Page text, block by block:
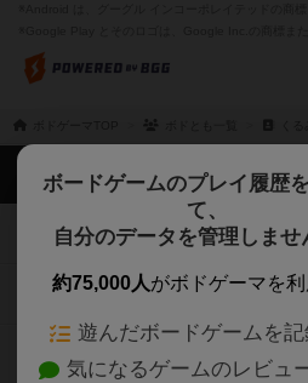
く
ボードゲームのプレイ履歴
て、
自分のデータを管理しませ
約75,000人がボドゲーマを利
遊んだボードゲームを記
気になるゲームのレビュ
ボドゲーマTOP
ボードゲームを検索する
ボードゲームの新着レビュー
ボードゲーム会情報